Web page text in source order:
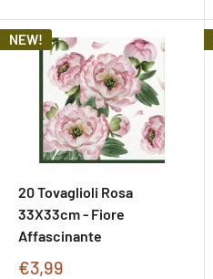
NEW!
20 Tovaglioli Rosa
33X33cm - Fiore
Affascinante
Prezzo
€3,99